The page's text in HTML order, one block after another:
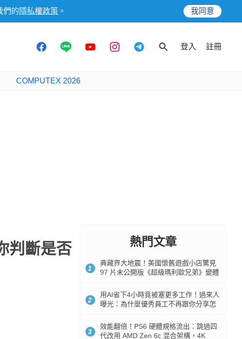
們的 隱私權政策 。 我同意
登入 註冊
COMPUTEX 2026
判斷是否
熱門文章
1
典藏界大地震！美國懷舊遊戲小店驚見
97 片未公開版《超級瑪利歐兄弟》變體
2
用AI省下4小時竟被塞更多工作！過來人
曝光：為什麼優秀員工不再跟你分享怎
3
效能翻倍！PS6 硬體規格流出：跳過四
代改用 AMD Zen 6c 混合架構，4K